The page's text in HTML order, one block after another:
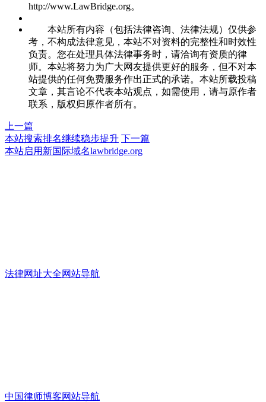
http://www.LawBridge.org。
本站所有内容（包括法律咨询、法律法规）仅供参
考，不构成法律意见，本站不对资料的完整性和时效性
负责。您在处理具体法律事务时，请洽询有资质的律
师。本站将努力为广大网友提供更好的服务，但不对本
站提供的任何免费服务作出正式的承诺。本站所载投稿
文章，其言论不代表本站观点，如需使用，请与原作者
联系，版权归原作者所有。
上一篇
本站搜索排名继续稳步提升 下一篇
本站启用新国际域名lawbridge.org
法律网址大全网站导航
中国律师博客网站导航